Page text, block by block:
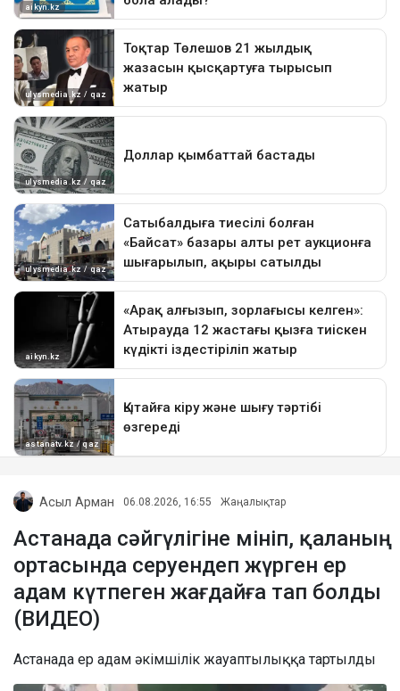
Асыл Арман 06.08.2026, 16:55 Жаңалықтар
Астанада сәйгүлігіне мініп, қаланың
ортасында серуендеп жүрген ер
адам күтпеген жағдайға тап болды
(ВИДЕО)
Астанада ер адам әкімшілік жауаптылыққа тартылды